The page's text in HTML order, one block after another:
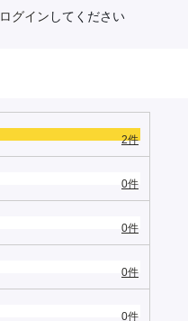
ログイン してください
2件
0件
0件
0件
0件